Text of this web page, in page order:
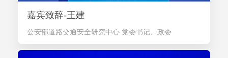
嘉宾致辞-王建
公安部道路交通安全研究中心 党委书记、政委